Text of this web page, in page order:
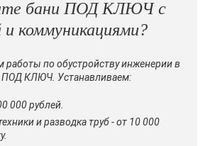
бани ПОД КЛЮЧ с
коммуникациями?
по обустройству инженерии в
КЛЮЧ. Устанавливаем:
000 рублей.
и разводка труб - от 10 000